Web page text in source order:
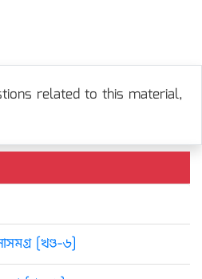
related to this material,
[খণ্ড-৬]